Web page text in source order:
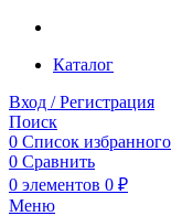
Каталог
Вход / Регистрация
Поиск
0 Список избранного
0 Сравнить
0 элементов 0 ₽
Меню